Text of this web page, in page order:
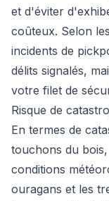
et d'éviter
coûteux. Selon
incidents de
délits signalés,
votre filet de
Risque de
En termes de
touchons du
conditions
ouragans et les